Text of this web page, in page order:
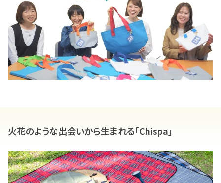
火花のような出会いから生まれる「Chispa」